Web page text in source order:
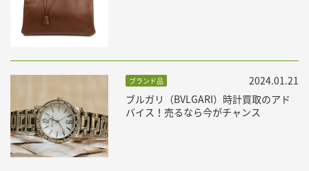
ブランド品
ブルガリ（BVLGARI）時計買取のアド
バイス！売るなら今がチャンス
2024.01.21